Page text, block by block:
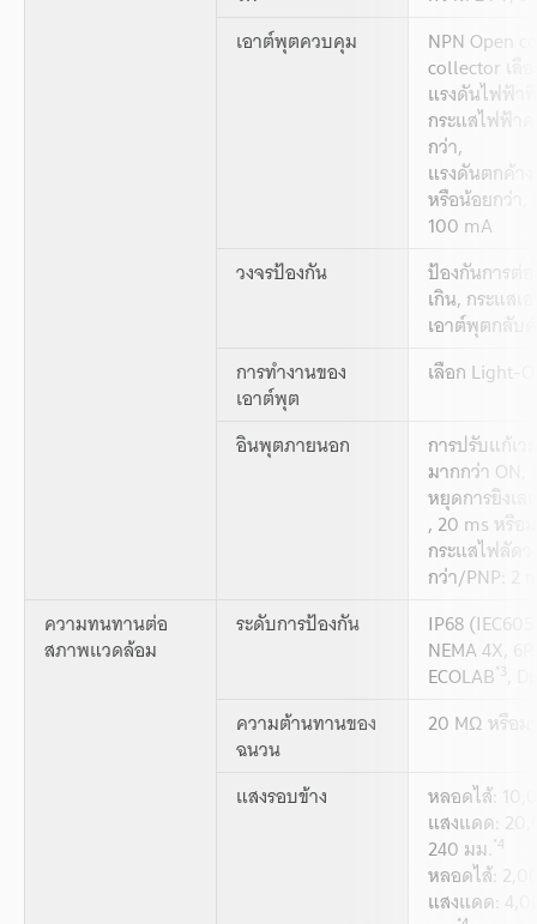
เอาต์พุตควบคุม
NPN Open
collector เลื
แรงดันไฟฟ้า
กระแสไฟฟ้า
กว่า,
แรงดันตกค้า
หรือน้อยกว่า,
100 mA
วงจรป้องกัน
ป้องกันการต่
เกิน, กระแส
เอาต์พุตกลับ
การทำงานของ
เอาต์พุต
เลือก Light-
อินพุตภายนอก การปรับแก้เ
มากกว่า ON,
หยุดการยิงเล
, 20 ms หรือ
กระแสไฟลัด
กว่า/PNP: 2
ความทนทานต่อ
สภาพแวดล้อม
ระดับการป้องกัน IP68
NEMA 4X,
ECOLAB*3,
ความต้านทานของ
ฉนวน
20 MΩ หรือม
แสงรอบข้าง หลอดไส้:
แสงแดด:
240 มม.*4
หลอดไส้:
แสงแดด: